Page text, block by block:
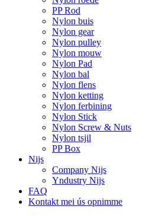
PP Rod
Nylon buis
Nylon gear
Nylon pulley
Nylon mouw
Nylon Pad
Nylon bal
Nylon flens
Nylon ketting
Nylon ferbining
Nylon Stick
Nylon Screw & Nuts
Nylon tsjil
PP Box
Nijs
Company Nijs
Yndustry Nijs
FAQ
Kontakt mei ús opnimme